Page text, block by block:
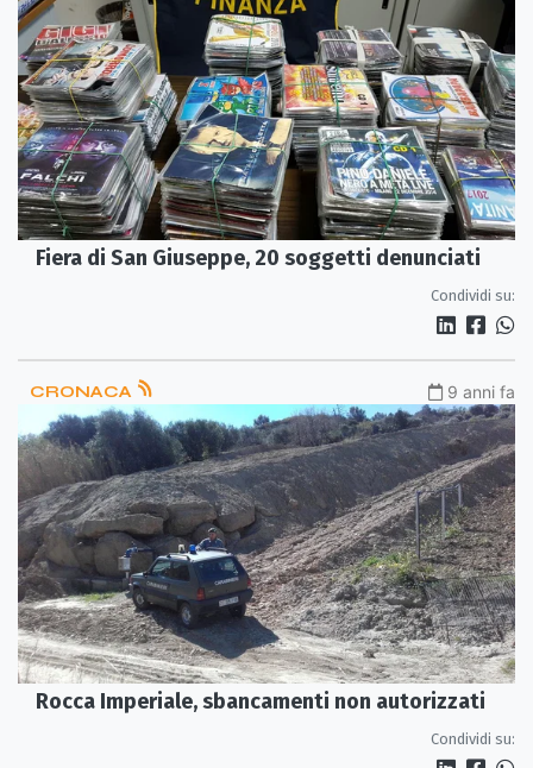
Fiera di San Giuseppe, 20 soggetti denunciati
Condividi su:
CRONACA 9 anni fa
Rocca Imperiale, sbancamenti non autorizzati
Condividi su: